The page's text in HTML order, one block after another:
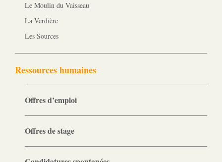
Le Moulin du Vaisseau
La Verdière
Les Sources
Ressources humaines
Offres d’emploi
Offres de stage